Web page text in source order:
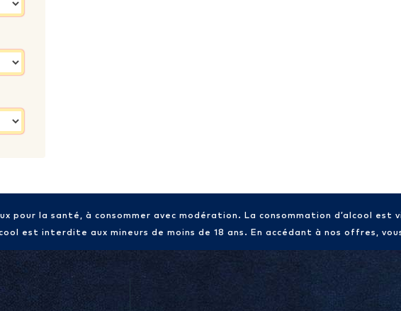
pour la santé, à consommer avec modération. La consommation d’alcool est
est interdite aux mineurs de moins de 18 ans. En accédant à nos offres,